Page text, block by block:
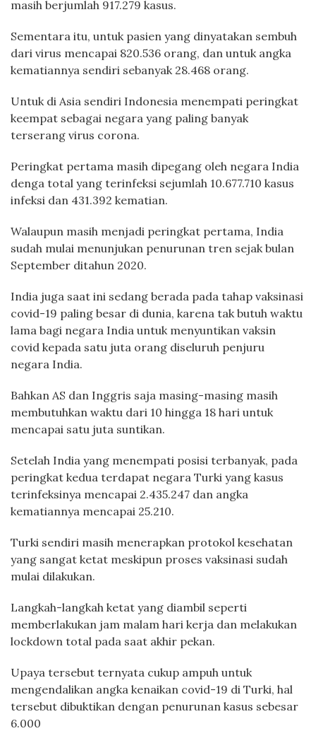
masih berjumlah 917.279 kasus.
Sementara itu, untuk pasien yang dinyatakan sembuh
dari virus mencapai 820.536 orang, dan untuk angka
kematiannya sendiri sebanyak 28.468 orang.
Untuk di Asia sendiri Indonesia menempati peringkat
keempat sebagai negara yang paling banyak
terserang virus corona.
Peringkat pertama masih dipegang oleh negara India
denga total yang terinfeksi sejumlah 10.677.710 kasus
infeksi dan 431.392 kematian.
Walaupun masih menjadi peringkat pertama, India
sudah mulai menunjukan penurunan tren sejak bulan
September ditahun 2020.
India juga saat ini sedang berada pada tahap vaksinasi
covid-19 paling besar di dunia, karena tak butuh waktu
lama bagi negara India untuk menyuntikan vaksin
covid kepada satu juta orang diseluruh penjuru
negara India.
Bahkan AS dan Inggris saja masing-masing masih
membutuhkan waktu dari 10 hingga 18 hari untuk
mencapai satu juta suntikan.
Setelah India yang menempati posisi terbanyak, pada
peringkat kedua terdapat negara Turki yang kasus
terinfeksinya mencapai 2.435.247 dan angka
kematiannya mencapai 25.210.
Turki sendiri masih menerapkan protokol kesehatan
yang sangat ketat meskipun proses vaksinasi sudah
mulai dilakukan.
Langkah-langkah ketat yang diambil seperti
memberlakukan jam malam hari kerja dan melakukan
lockdown total pada saat akhir pekan.
Upaya tersebut ternyata cukup ampuh untuk
mengendalikan angka kenaikan covid-19 di Turki, hal
tersebut dibuktikan dengan penurunan kasus sebesar
6.000